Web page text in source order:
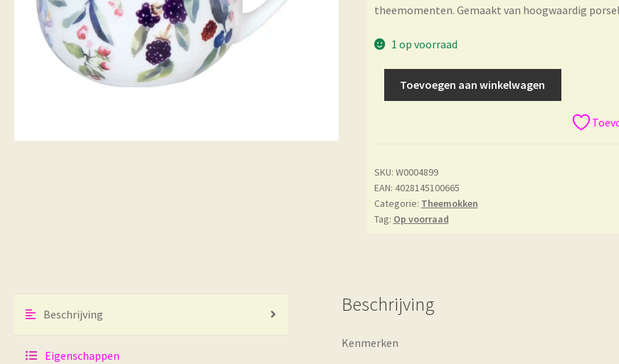
theemomenten. Gemaakt van hoogwaardig
1 op voorraad
Toevoegen aan winkelwagen
SKU: W0004899
EAN: 4028145100665
Categorie: Theemokken
Tag: Op voorraad
Beschrijving
Eigenschappen
Beschrijving
Kenmerken